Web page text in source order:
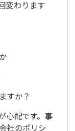
変わります
すか？
心配です。事
社のポリシ